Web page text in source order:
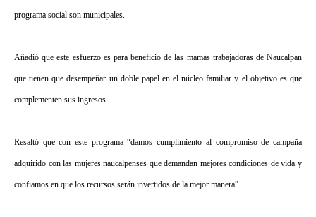
programa social son municipales.
Añadió que este esfuerzo es para beneficio de las mamás trabajadoras de Naucalpan
que tienen que desempeñar un doble papel en el núcleo familiar y el objetivo es que
complementen sus ingresos.
Resaltó que con este programa “damos cumplimiento al compromiso de campaña
adquirido con las mujeres naucalpenses que demandan mejores condiciones de vida y
confiamos en que los recursos serán invertidos de la mejor manera”.